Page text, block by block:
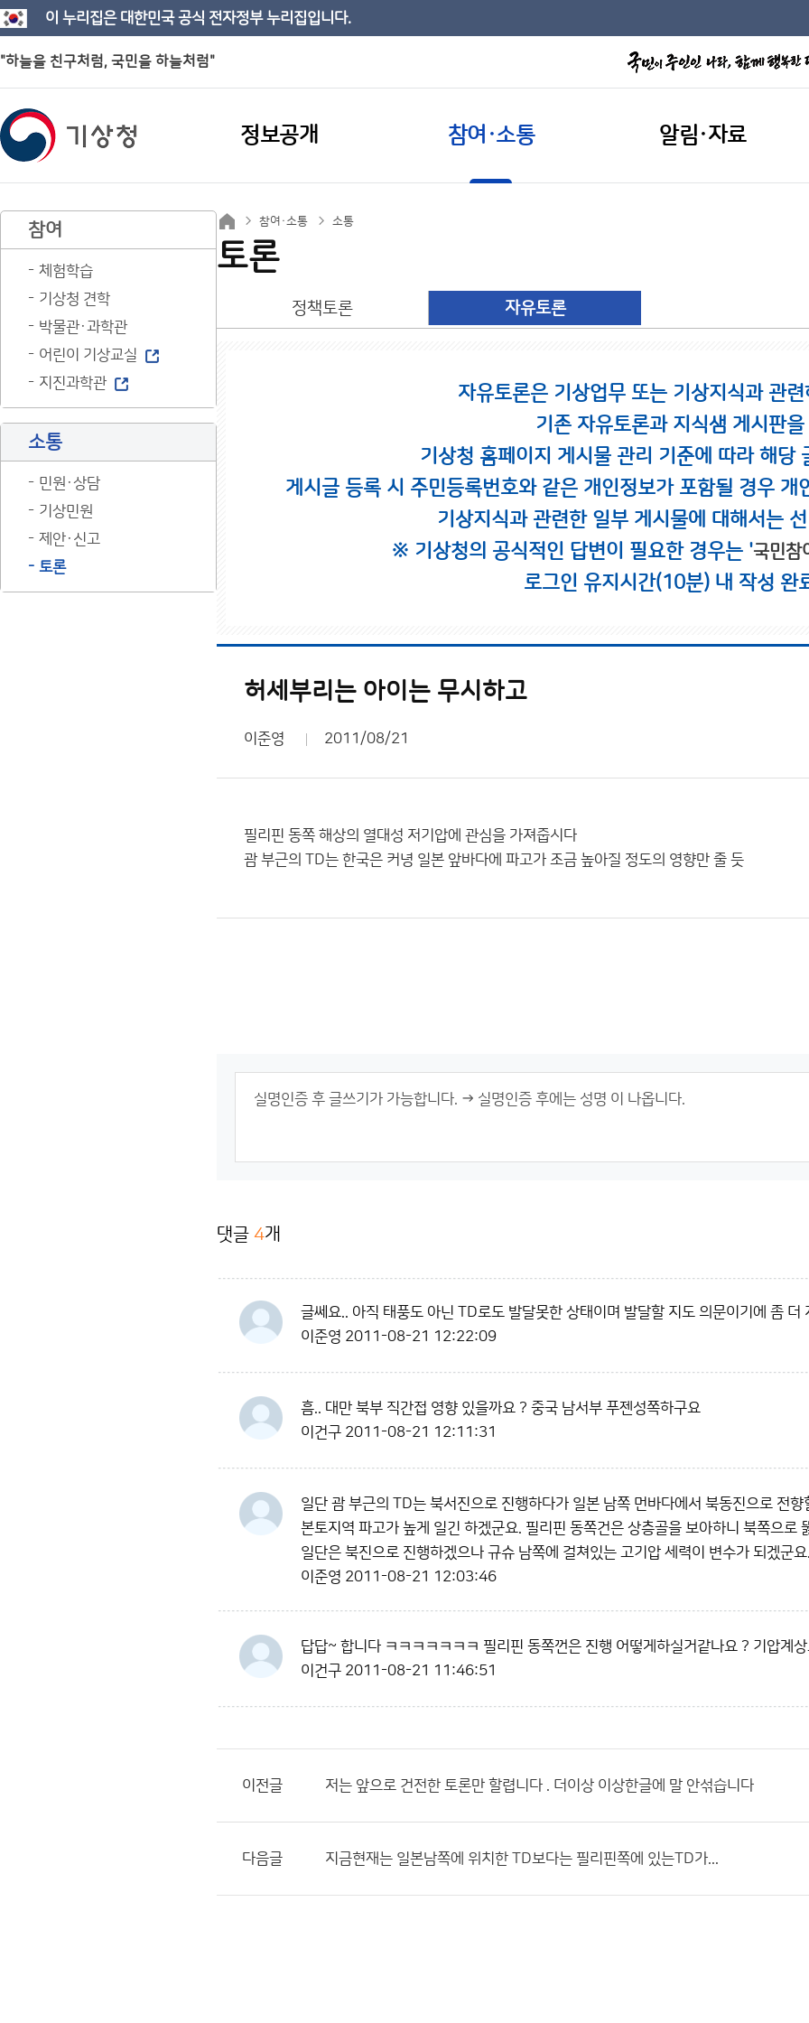
이 누리집은 대한민국 공식 전자정부 누리집입니다.
"하늘을 친구처럼, 국민을 하늘처럼"
정보공개 참여·소통 알림·자료
참여
체험학습
기상청 견학
박물관·과학관
어린이 기상교실
지진과학관
소통
민원·상담
기상민원
제안·신고
토론
참여·소통 소통
토론
정책토론 자유토론
자유토론은 기상업무 또는 기상지식과 관
기존 자유토론과 지식샘 게시판
기상청 홈페이지 게시물 관리 기준에 따라 해당
게시글 등록 시 주민등록번호와 같은 개인정보가 포함될 경우
기상지식과 관련한 일부 게시물에 대해서는
※ 기상청의 공식적인 답변이 필요한 경우는 '국민참
로그인 유지시간(10분) 내 작성 완
허세부리는 아이는 무시하고
이준영 2011/08/21
필리핀 동쪽 해상의 열대성 저기압에 관심을 가져줍시다
괌 부근의 TD는 한국은 커녕 일본 앞바다에 파고가 조금 높아질 정도의 영향만 줄 듯
댓글 4개
글쎄요.. 아직 태풍도 아닌 TD로도 발달못한 상태이며 발달할 지도 의문이기에 좀 더
이준영 2011-08-21 12:22:09
흠.. 대만 북부 직간접 영향 있을까요 ? 중국 남서부 푸젠성쪽하구요
이건구 2011-08-21 12:11:31
일단 괌 부근의 TD는 북서진으로 진행하다가 일본 남쪽 먼바다에서 북동진으로 전향
본토지역 파고가 높게 일긴 하겠군요. 필리핀 동쪽건은 상층골을 보아하니 북쪽으로
일단은 북진으로 진행하겠으나 규슈 남쪽에 걸쳐있는 고기압 세력이 변수가 되겠군
이준영 2011-08-21 12:03:46
답답~ 합니다 ㅋㅋㅋㅋㅋㅋㅋ 필리핀 동쪽껀은 진행 어떻게하실거같나요 ? 기압계
이건구 2011-08-21 11:46:51
이전글 저는 앞으로 건전한 토론만 할렵니다 . 더이상 이상한글에 말 안섞습니다
다음글 지금현재는 일본남쪽에 위치한 TD보다는 필리핀쪽에 있는TD가...